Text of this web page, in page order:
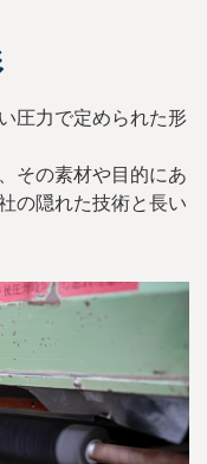
圧力で定められた形
その素材や目的にあ
の隠れた技術と長い